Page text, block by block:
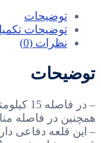
توضیحات
توضیحات
نظرات (0)
توضیحات
– در
همچنین در فاصله